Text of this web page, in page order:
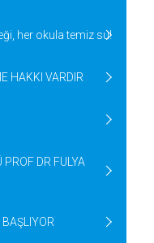
her okula temiz su!
HAKKI VARDIR
DR FULYA